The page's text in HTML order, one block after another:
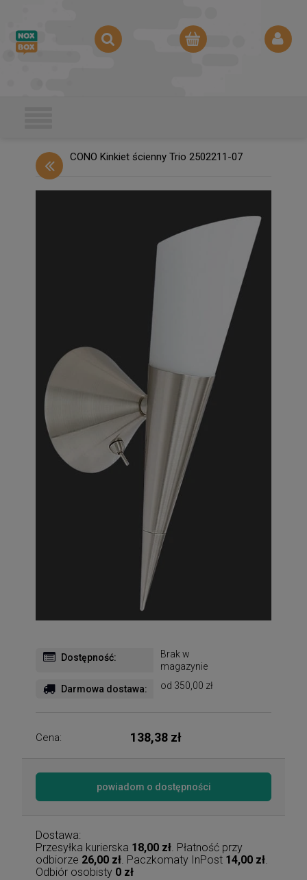
CONO Kinkiet ścienny Trio 2502211-07
Dostępność:
Brak w
magazynie
Darmowa dostawa: od 350,00 zł
Cena: 138,38 zł
powiadom o dostępności
Dostawa:
Przesyłka kurierska 18,00 zł. Płatność przy
odbiorze 26,00 zł. Paczkomaty InPost 14,00 zł.
Odbiór osobisty 0 zł